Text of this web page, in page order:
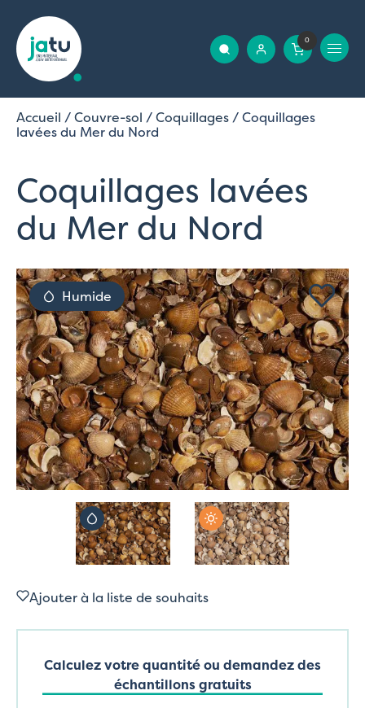
0
Accueil /Couvre-sol /Coquillages/ Coquillages
lavées du Mer du Nord
Coquillages lavées
du Mer du Nord
Humide
Ajouter à la liste de souhaits
Calculez votre quantité ou demandez des
échantillons gratuits